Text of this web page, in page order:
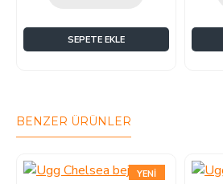
SEPETE EKLE
BENZER ÜRÜNLER
YENI